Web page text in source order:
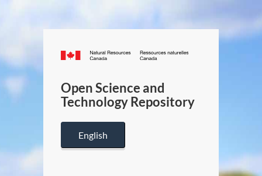
Canada.ca
/
Canada
Open Science and
Technology Repository
English